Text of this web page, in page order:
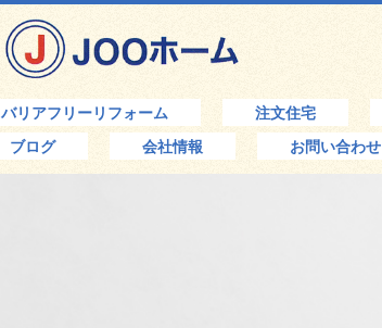
バリアフリーリフォーム 注文住宅
ブログ 会社情報 お問い合わせ